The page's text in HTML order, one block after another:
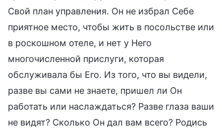
Свой план управления. Он не избрал Себе
приятное место, чтобы жить в посольстве или
в роскошном отеле, и нет у Него
многочисленной прислуги, которая
обслуживала бы Его. Из того, что вы видели,
разве вы сами не знаете, пришел ли Он
работать или наслаждаться? Разве глаза ваши
не видят? Сколько Он дал вам всего? Родись